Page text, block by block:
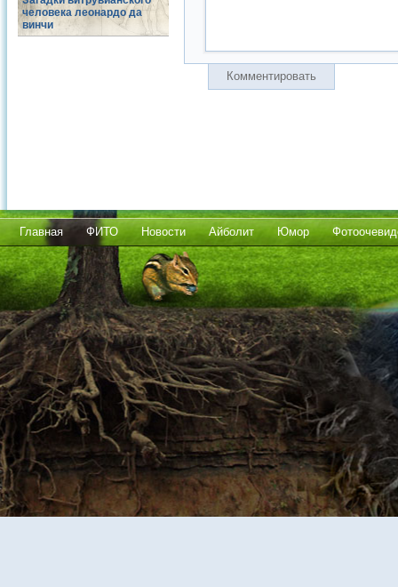
человека леонардо да
винчи
Комментировать
Главная ФИТО Новости Айболит Юмор